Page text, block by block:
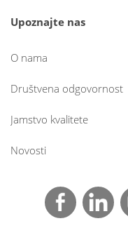
Upoznajte nas
O nama
Društvena odgovornost
Jamstvo kvalitete
Novosti